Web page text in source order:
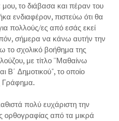
μου, το διάβασα και πέραν του
ενδιαφέρον, πιστεύω ότι θα
πολλούς/ες από εσάς εκεί
σήμερα να κάνω αυτήν την
το σχολικό βοήθημα της
με τίτλο ''Μαθαίνω
Β΄ Δημοτικού", το οποίο
Γράφημα.
πολύ ευχάριστη την
από τα μικρά